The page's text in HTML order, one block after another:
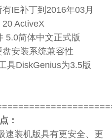
IE补丁到2016年03月
ActiveX
5.0简体中文正式版
安装系统兼容性
具DiskGenius为3.5版
：
速装机版具有更安全、更